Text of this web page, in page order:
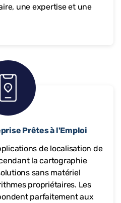
une expertise et une
Prêtes à l'Emploi
de localisation de
la cartographie
sans matériel
propriétaires. Les
parfaitement aux